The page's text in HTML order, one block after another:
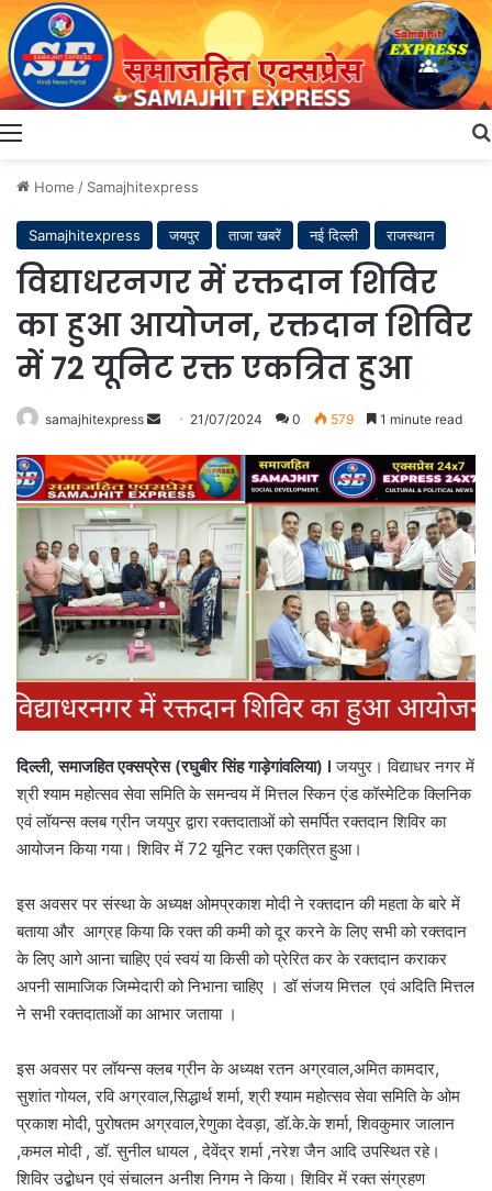
Menu
Home / Samajhitexpress
Samajhitexpress जयपुर ताजा खबरें नई दिल्ली राजस्थान
विद्याधरनगर में रक्तदान शिविर
का हुआ आयोजन, रक्तदान शिविर
में 72 यूनिट रक्त एकत्रित हुआ
samajhitexpress
Send
email
21/07/2024 0 579 1 minute read
दिल्ली,समाजहित एक्सप्रेस (रघुबीर सिंह गाड़ेगांवलिया) l जयपुर। विद्याधर नगर में
श्री श्याम महोत्सव सेवा समिति के समन्वय में मित्तल स्किन एंड कॉस्मेटिक क्लिनिक
एवं लॉयन्स क्लब ग्रीन जयपुर द्वारा रक्तदाताओं को समर्पित रक्तदान शिविर का
आयोजन किया गया। शिविर में 72 यूनिट रक्त एकत्रित हुआ।
इस अवसर पर संस्था के अध्यक्ष ओमप्रकाश मोदी ने रक्तदान की महता के बारे में
बताया और आग्रह किया कि रक्त की कमी को दूर करने के लिए सभी को रक्तदान
के लिए आगे आना चाहिए एवं स्वयं या किसी को प्रेरित कर के रक्तदान कराकर
अपनी सामाजिक जिम्मेदारी को निभाना चाहिए । डॉ संजय मित्तल एवं अदिति मित्तल
ने सभी रक्तदाताओं का आभार जताया ।
इस अवसर पर लॉयन्स क्लब ग्रीन के अध्यक्ष रतन अग्रवाल,अमित कामदार,
सुशांत गोयल, रवि अग्रवाल,सिद्धार्थ शर्मा, श्री श्याम महोत्सव सेवा समिति के ओम
प्रकाश मोदी, पुरोषतम अग्रवाल,रेणुका देवड़ा, डॉ.के.के शर्मा, शिवकुमार जालान
,कमल मोदी , डॉ. सुनील धायल , देवेंद्र शर्मा ,नरेश जैन आदि उपस्थित रहे।
शिविर उद्बोधन एवं संचालन अनीश निगम ने किया। शिविर में रक्त संग्रहण